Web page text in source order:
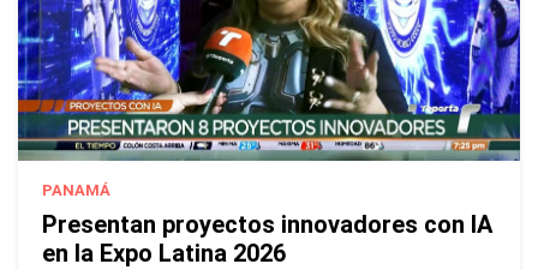
PANAMÁ
Presentan proyectos innovadores con IA
en la Expo Latina 2026